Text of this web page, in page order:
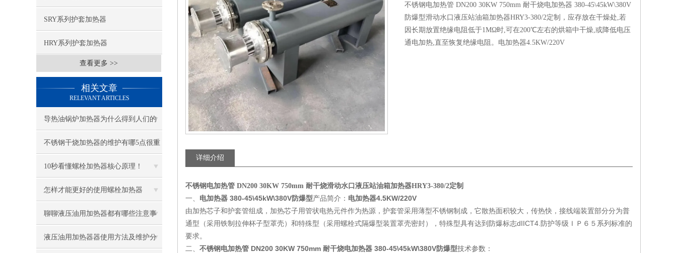
SRY系列护套加热器
HRY系列护套加热器
查看更多 >>
相关文章
RELEVANT ARTICLES
导热油锅炉加热器为什么得到人们的
青睐
不锈钢干烧加热器的维护有哪5点很重
要
10秒看懂螺栓加热器核心原理！
怎样才能更好的使用螺栓加热器
聊聊液压油用加热器都有哪些注意事
项
液压油用加热器器使用方法及维护分
不锈钢电加热管 DN200 30KW 750mm 耐干烧电加热器 380-45\45kW\380V
防爆型滑动水口液压站油箱加热器HRY3-380/2定制，应存放在干燥处,若
因长期放置绝缘电阻低于1MΩ时,可在200℃左右的烘箱中干燥,或降低电压
通电加热,直至恢复绝缘电阻。电加热器4.5KW/220V
详细介绍
不锈钢电加热管 DN200 30KW 750mm 耐干烧滑动水口液压站油箱加热器HRY3-380/2定制
一、 电加热器 380-45\45kW\380V防爆型产品简介： 电加热器4.5KW/220V
由加热芯子和护套管组成，加热芯子用管状电热元件作为热源，护套管采用薄型不锈钢制成，它散热面积较大，传热快，接线端装置部分分为普
通型（采用铁制拉伸杯子型罩壳）和特殊型（采用螺栓式隔爆型装置罩壳密封），特殊型具有达到防爆标志dIICT4.防护等级ＩＰ６５系列标准的
要求。
二、 不锈钢电加热管 DN200 30KW 750mm 耐干烧电加热器 380-45\45kW\380V防爆型技术参数：